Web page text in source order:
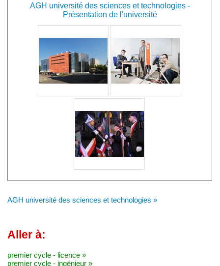
AGH université des sciences et technologies -
Présentation de l'université
AGH université des sciences et technologies »
Aller à:
premier cycle - licence »
premier cycle - ingénieur »